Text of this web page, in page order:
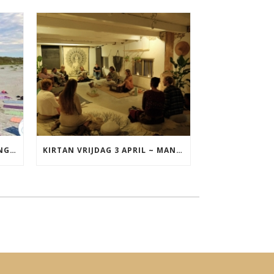
YOGA VAKANTIE TERSCHELLING 17 T/M 19 JULI KIRTAN VRIJDAG 3 APRIL ~ MANTRAZINGEN MET DIEDERICK IN LEEUWARDEN